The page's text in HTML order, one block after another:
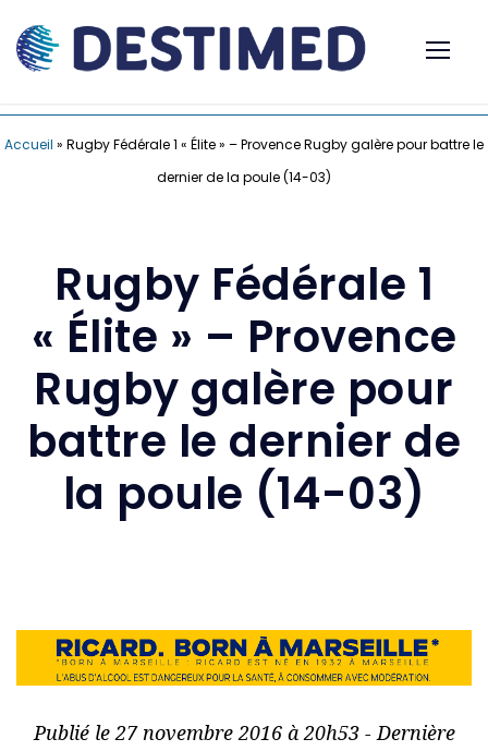
Accueil » Rugby Fédérale 1 « Élite » – Provence Rugby galère pour battre le
dernier de la poule (14-03)
Rugby Fédérale 1
« Élite » – Provence
Rugby galère pour
battre le dernier de
la poule (14-03)
Publié le 27 novembre 2016 à 20h53 - Dernière